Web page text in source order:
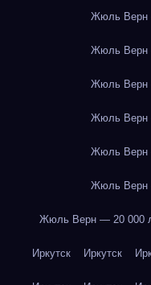
Жюль Верн
Жюль Верн
Жюль Верн
Жюль Верн
Жюль Верн
Жюль Верн
Жюль Верн — 20 000
Иркутск Иркутск